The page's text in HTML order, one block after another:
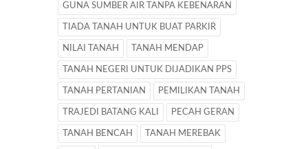
GUNA SUMBER AIR TANPA KEBENARAN
TIADA TANAH UNTUK BUAT PARKIR
NILAI TANAH TANAH MENDAP
TANAH NEGERI UNTUK DIJADIKAN PPS
TANAH PERTANIAN PEMILIKAN TANAH
TRAJEDI BATANG KALI PECAH GERAN
TANAH BENCAH TANAH MEREBAK